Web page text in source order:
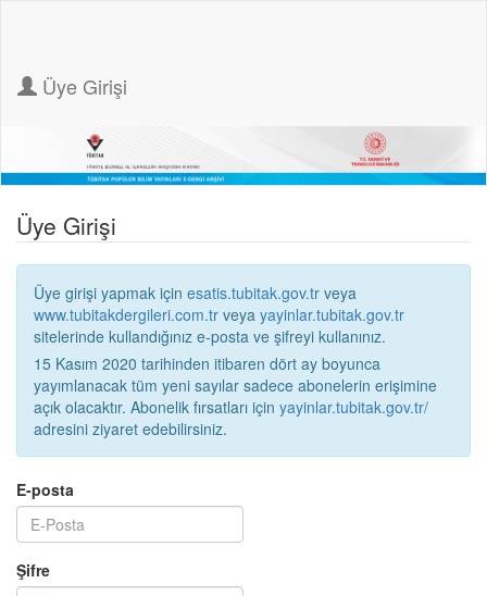
Üye Girişi
Üye Girişi
Üye girişi yapmak için esatis.tubitak.gov.tr veya
www.tubitakdergileri.com.tr veya yayinlar.tubitak.gov.tr
sitelerinde kullandığınız e-posta ve şifreyi kullanınız.
15 Kasım 2020 tarihinden itibaren dört ay boyunca
yayımlanacak tüm yeni sayılar sadece abonelerin erişimine
açık olacaktır. Abonelik fırsatları için yayinlar.tubitak.gov.tr/
adresini ziyaret edebilirsiniz.
E-posta
Şifre